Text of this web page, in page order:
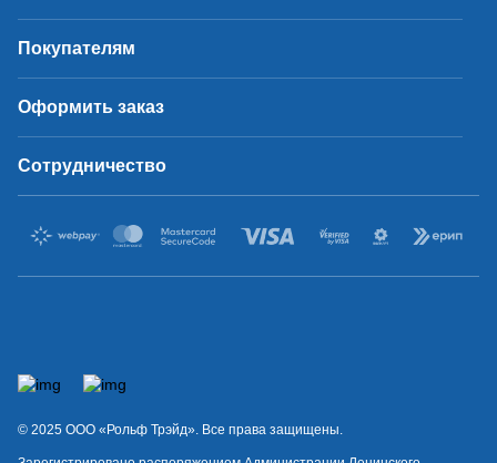
Покупателям
Оформить заказ
Сотрудничество
© 2025 OOO «Рольф Трэйд». Все права защищены.